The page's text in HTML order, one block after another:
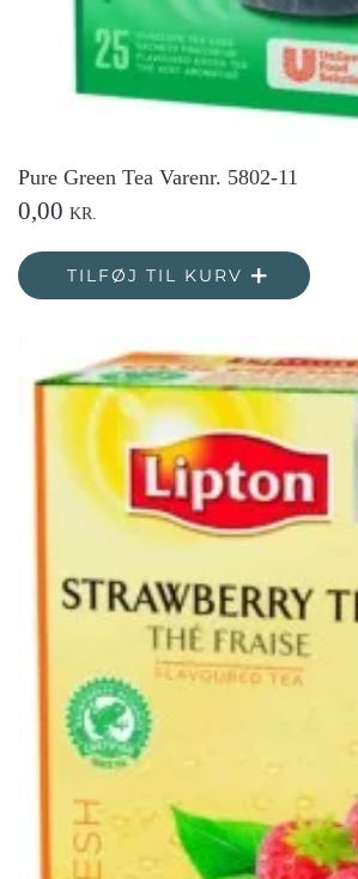
Pure Green Tea Varenr. 5802-11
0,00 KR.
TILFØJ TIL KURV